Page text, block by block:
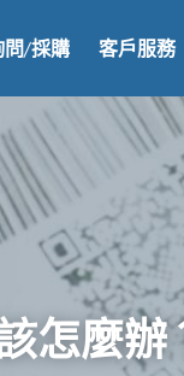
問/採購 客戶服務
怎麼辦